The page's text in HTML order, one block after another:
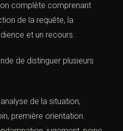
relative au casier
exact de la
sur les chances de
la rédaction de la
l’audience et un
de distinguer plusieurs